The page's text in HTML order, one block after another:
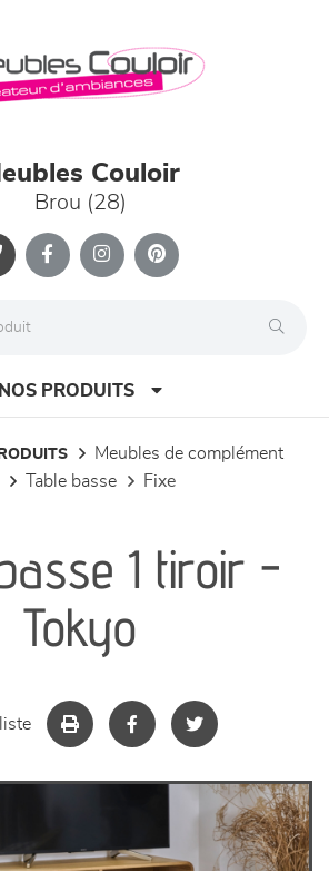
Couloir
Brou (28)
NOS PRODUITS
meubles de complément
table basse
fixe
1 tiroir -
Tokyo